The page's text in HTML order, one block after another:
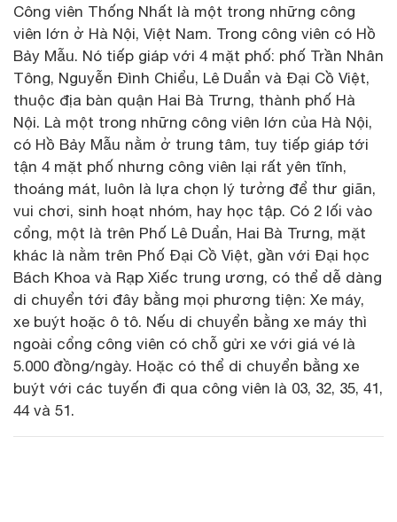
Công viên Thống Nhất là một trong những công
viên lớn ở Hà Nội, Việt Nam. Trong công viên có Hồ
Bảy Mẫu. Nó tiếp giáp với 4 mặt phố: phố Trần Nhân
Tông, Nguyễn Đình Chiểu, Lê Duẩn và Đại Cồ Việt,
thuộc địa bàn quận Hai Bà Trưng, thành phố Hà
Nội. Là một trong những công viên lớn của Hà Nội,
có Hồ Bảy Mẫu nằm ở trung tâm, tuy tiếp giáp tới
tận 4 mặt phố nhưng công viên lại rất yên tĩnh,
thoáng mát, luôn là lựa chọn lý tưởng để thư giãn,
vui chơi, sinh hoạt nhóm, hay học tập. Có 2 lối vào
cổng, một là trên Phố Lê Duẩn, Hai Bà Trưng, mặt
khác là nằm trên Phố Đại Cồ Việt, gần với Đại học
Bách Khoa và Rạp Xiếc trung ương, có thể dễ dàng
di chuyển tới đây bằng mọi phương tiện: Xe máy,
xe buýt hoặc ô tô. Nếu di chuyển bằng xe máy thì
ngoài cổng công viên có chỗ gửi xe với giá vé là
5.000 đồng/ngày. Hoặc có thể di chuyển bằng xe
buýt với các tuyến đi qua công viên là 03, 32, 35, 41,
44 và 51.